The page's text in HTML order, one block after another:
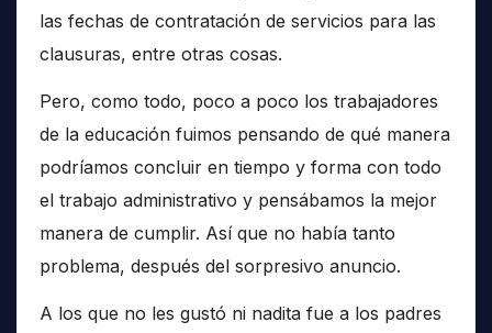
las fechas de contratación de servicios para las
clausuras, entre otras cosas.
Pero, como todo, poco a poco los trabajadores
de la educación fuimos pensando de qué manera
podríamos concluir en tiempo y forma con todo
el trabajo administrativo y pensábamos la mejor
manera de cumplir. Así que no había tanto
problema, después del sorpresivo anuncio.
A los que no les gustó ni nadita fue a los padres